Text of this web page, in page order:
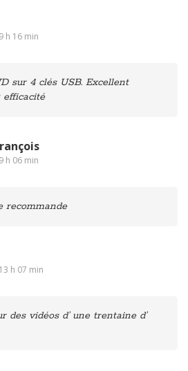
h 16 min
sur 4 clés USB. Excellent
efficacité
h 06 min
recommande
h 07 min
des vidéos d’ une trentaine d’